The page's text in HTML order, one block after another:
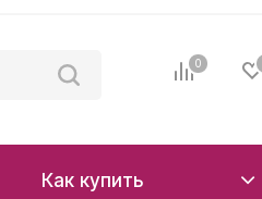
0
Как купить